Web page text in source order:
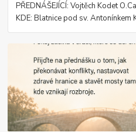
PŘEDNÁŠEJÍCÍ: Vojtěch Kodet
KDE: Blatnice pod sv. Antonínkem